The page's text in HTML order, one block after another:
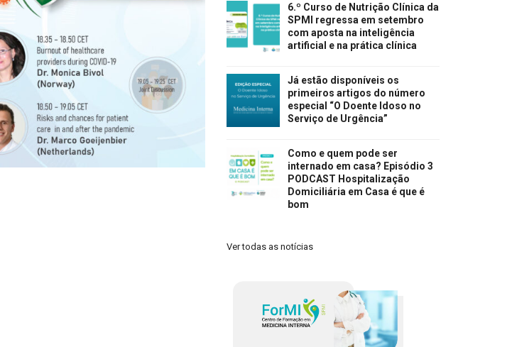
6.º Curso de Nutrição Clínica da
SPMI regressa em setembro
com aposta na inteligência
artificial e na prática clínica
Já estão disponíveis os
primeiros artigos do número
especial “O Doente Idoso no
Serviço de Urgência”
Como e quem pode ser
internado em casa? Episódio 3
PODCAST Hospitalização
Domiciliária em Casa é que é
bom
Ver todas as notícias